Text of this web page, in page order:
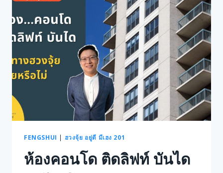
ประตู
ไหน
ประตู
โครงการ
ประตู
ห้อง
ของ
เรา
วง
อยู่ดี
มี
FENGSHUI | ฮวงจุ้ย อยู่ดี มีเฮง 201
ห้องคอนโด ติดลิฟท์ บันได